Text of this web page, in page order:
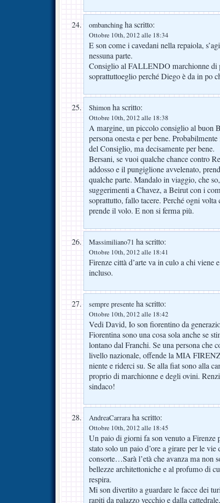
ombanching ha scritto:
Ottobre 10th, 2012 alle 18:34
E son come i cavedani nella repaiola,
nessuna parte.
Consiglio al FALLENDO marchionne di
soprattuttoeglio perché Diego è da in po
Shimon ha scritto:
Ottobre 10th, 2012 alle 18:38
A margine, un piccolo consiglio al buon
persona onesta e per bene.
del Consiglio, ma decisamente per bene.
Bersani, se vuoi qualche chance contro
addosso e il pungiglione avvelenato,
qualche parte. Mandalo in viaggio, che
suggerimenti a Chavez, a Beirut con i
soprattutto, fallo tacere. Perché ogni volta
prende il volo. E non si ferma più.
Massimiliano71 ha scritto:
Ottobre 10th, 2012 alle 18:41
Firenze città d’arte va in culo a chi viene
incluso.
sempre presente ha scritto:
Ottobre 10th, 2012 alle 18:42
Vedi David, Io son fiorentino da
Fiorentina sono una cosa sola anche se
lontano dal Franchi. Se una persona che
livello nazionale, offende la MIA
niente e riderci su. Se alla fiat sono alla
proprio di marchionne e degli ovini.
sindaco!
AndreaCarraraha scritto:
Ottobre 10th, 2012 alle 18:45
Un paio di giorni fa son venuto a
stato solo un paio d’ore a girare per le vie
consorte…Sarà l’età che avanza ma non
bellezze architettoniche e al profumo di
respira.
Mi son divertito a guardare le facce dei
rapiti da palazzo vecchio e dalla